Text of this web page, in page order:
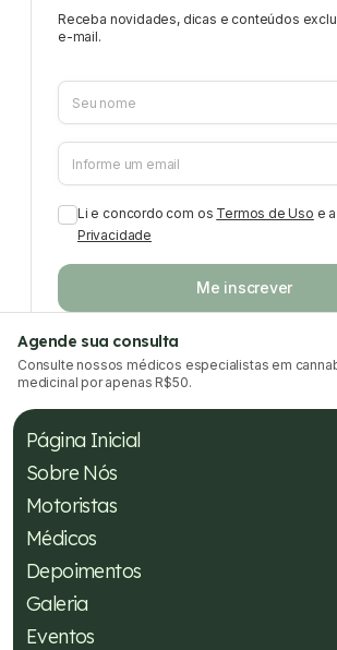
Receba novidades, dicas e conteúdos
e-mail.
Li e concordo com os Termos de Uso e a
Privacidade
Me inscrever
Agende sua consulta
Consulte nossos médicos especialistas em
medicinal por apenas R$50.
Página Inicial
Sobre Nós
Motoristas
Médicos
Depoimentos
Galeria
Eventos